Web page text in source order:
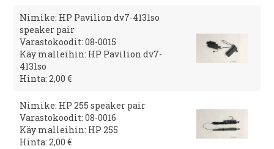
Nimike: HP Pavilion dv7-4131so
speaker pair
Varastokoodit: 08-0015
Käy malleihin: HP Pavilion dv7-
4131so
Hinta: 2,00 €
Nimike: HP 255 speaker pair
Varastokoodit: 08-0016
Käy malleihin: HP 255
Hinta: 2,00 €